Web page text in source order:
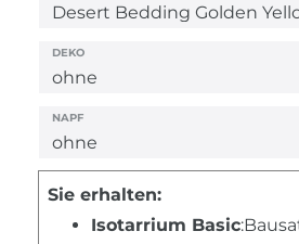
DEKO
NAPF
Sie erhalten:
Isotarrium Basic